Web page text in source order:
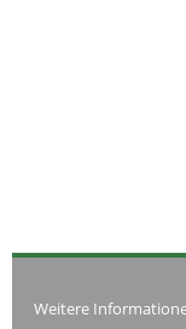
Weitere